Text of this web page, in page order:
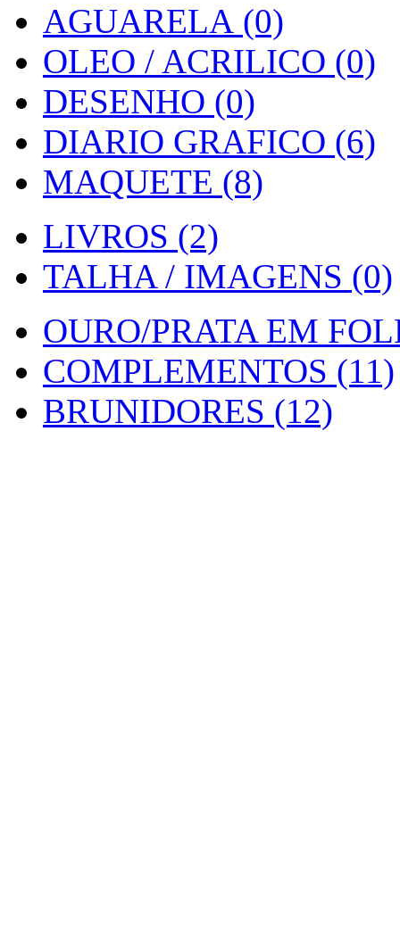
AGUARELA (0)
OLEO / ACRILICO (0)
DESENHO (0)
DIARIO GRAFICO (6)
MAQUETE (8)
LIVROS (2)
TALHA / IMAGENS (0)
OURO/PRATA EM
COMPLEMENTOS (11)
BRUNIDORES (12)